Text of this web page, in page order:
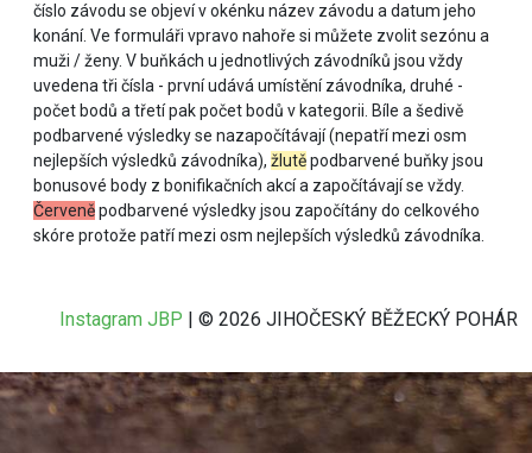
číslo závodu se objeví v okénku název závodu a datum jeho
konání. Ve formuláři vpravo nahoře si můžete zvolit sezónu a
muži / ženy. V buňkách u jednotlivých závodníků jsou vždy
uvedena tři čísla - první udává umístění závodníka, druhé -
počet bodů a třetí pak počet bodů v kategorii. Bíle a šedivě
podbarvené výsledky se nazapočítávají (nepatří mezi osm
nejlepších výsledků závodníka), žlutěpodbarvené buňky jsou
bonusové body z bonifikačních akcí a započítávají se vždy.
Červeněpodbarvené výsledky jsou započítány do celkového
skóre protože patří mezi osm nejlepších výsledků závodníka.
Instagram JBP | © 2026 JIHOČESKÝ BĚŽECKÝ POHÁR